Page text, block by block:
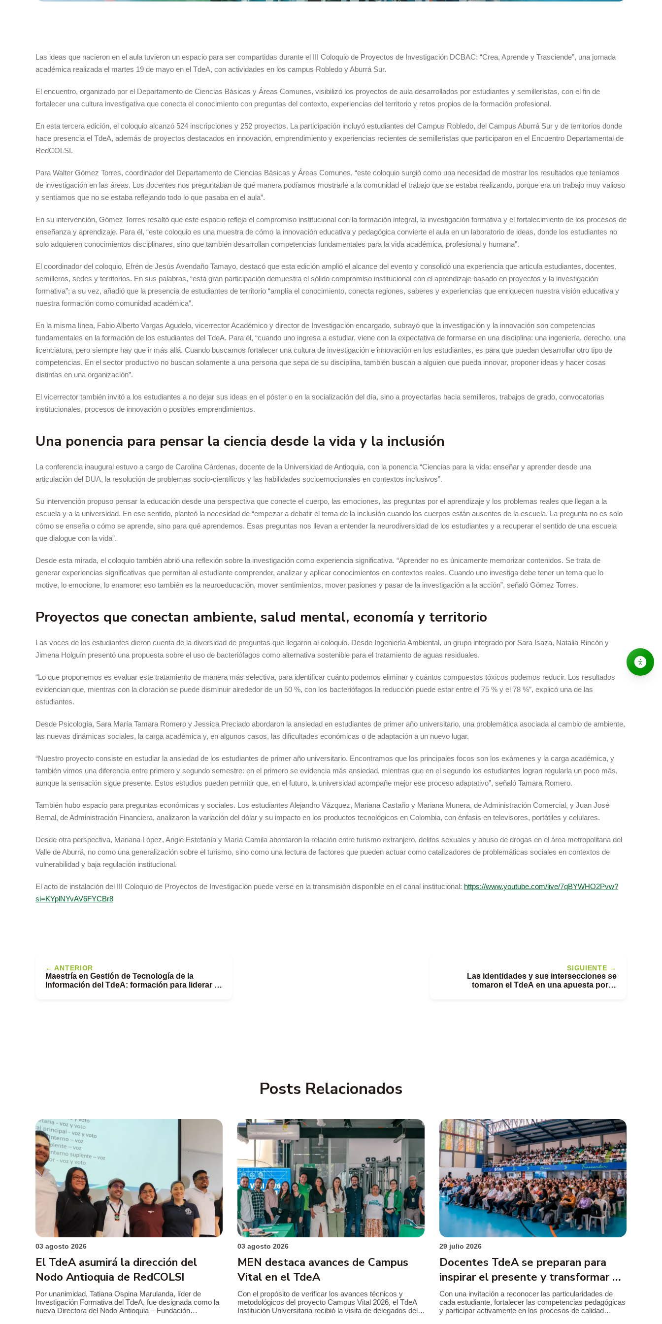
Las ideas que nacieron en el aula tuvieron un espacio para ser compartidas durante el III Coloquio de Proyectos de Investigación DCBAC: “Crea, Aprende y Trasciende”, una jornada
académica realizada el martes 19 de mayo en el TdeA, con actividades en los campus Robledo y Aburrá Sur.
El encuentro, organizado por el Departamento de Ciencias Básicas y Áreas Comunes, visibilizó los proyectos de aula desarrollados por estudiantes y semilleristas, con el fin de
fortalecer una cultura investigativa que conecta el conocimiento con preguntas del contexto, experiencias del territorio y retos propios de la formación profesional.
En esta tercera edición, el coloquio alcanzó 524 inscripciones y 252 proyectos. La participación incluyó estudiantes del Campus Robledo, del Campus Aburrá Sur y de territorios donde
hace presencia el TdeA, además de proyectos destacados en innovación, emprendimiento y experiencias recientes de semilleristas que participaron en el Encuentro Departamental de
RedCOLSI.
Para Walter Gómez Torres, coordinador del Departamento de Ciencias Básicas y Áreas Comunes, “este coloquio surgió como una necesidad de mostrar los resultados que teníamos
de investigación en las áreas. Los docentes nos preguntaban de qué manera podíamos mostrarle a la comunidad el trabajo que se estaba realizando, porque era un trabajo muy valioso
y sentíamos que no se estaba reflejando todo lo que pasaba en el aula”.
En su intervención, Gómez Torres resaltó que este espacio refleja el compromiso institucional con la formación integral, la investigación formativa y el fortalecimiento de los procesos de
enseñanza y aprendizaje. Para él, “este coloquio es una muestra de cómo la innovación educativa y pedagógica convierte el aula en un laboratorio de ideas, donde los estudiantes no
solo adquieren conocimientos disciplinares, sino que también desarrollan competencias fundamentales para la vida académica, profesional y humana”.
El coordinador del coloquio, Efrén de Jesús Avendaño Tamayo, destacó que esta edición amplió el alcance del evento y consolidó una experiencia que articula estudiantes, docentes,
semilleros, sedes y territorios. En sus palabras, “esta gran participación demuestra el sólido compromiso institucional con el aprendizaje basado en proyectos y la investigación
formativa”; a su vez, añadió que la presencia de estudiantes de territorio “amplía el conocimiento, conecta regiones, saberes y experiencias que enriquecen nuestra visión educativa y
nuestra formación como comunidad académica”.
En la misma línea, Fabio Alberto Vargas Agudelo, vicerrector Académico y director de Investigación encargado, subrayó que la investigación y la innovación son competencias
fundamentales en la formación de los estudiantes del TdeA. Para él, “cuando uno ingresa a estudiar, viene con la expectativa de formarse en una disciplina: una ingeniería, derecho, una
licenciatura, pero siempre hay que ir más allá. Cuando buscamos fortalecer una cultura de investigación e innovación en los estudiantes, es para que puedan desarrollar otro tipo de
competencias. En el sector productivo no buscan solamente a una persona que sepa de su disciplina, también buscan a alguien que pueda innovar, proponer ideas y hacer cosas
distintas en una organización”.
El vicerrector también invitó a los estudiantes a no dejar sus ideas en el póster o en la socialización del día, sino a proyectarlas hacia semilleros, trabajos de grado, convocatorias
institucionales, procesos de innovación o posibles emprendimientos.
Una ponencia para pensar la ciencia desde la vida y la inclusión
La conferencia inaugural estuvo a cargo de Carolina Cárdenas, docente de la Universidad de Antioquia, con la ponencia “Ciencias para la vida: enseñar y aprender desde una
articulación del DUA, la resolución de problemas socio-científicos y las habilidades socioemocionales en contextos inclusivos”.
Su intervención propuso pensar la educación desde una perspectiva que conecte el cuerpo, las emociones, las preguntas por el aprendizaje y los problemas reales que llegan a la
escuela y a la universidad. En ese sentido, planteó la necesidad de “empezar a debatir el tema de la inclusión cuando los cuerpos están ausentes de la escuela. La pregunta no es solo
cómo se enseña o cómo se aprende, sino para qué aprendemos. Esas preguntas nos llevan a entender la neurodiversidad de los estudiantes y a recuperar el sentido de una escuela
que dialogue con la vida”.
Desde esta mirada, el coloquio también abrió una reflexión sobre la investigación como experiencia significativa. “Aprender no es únicamente memorizar contenidos. Se trata de
generar experiencias significativas que permitan al estudiante comprender, analizar y aplicar conocimientos en contextos reales. Cuando uno investiga debe tener un tema que lo
motive, lo emocione, lo enamore; eso también es la neuroeducación, mover sentimientos, mover pasiones y pasar de la investigación a la acción”, señaló Gómez Torres.
Proyectos que conectan ambiente, salud mental, economía y territorio
Las voces de los estudiantes dieron cuenta de la diversidad de preguntas que llegaron al coloquio. Desde Ingeniería Ambiental, un grupo integrado por Sara Isaza, Natalia Rincón y
Jimena Holguín presentó una propuesta sobre el uso de bacteriófagos como alternativa sostenible para el tratamiento de aguas residuales.
“Lo que proponemos es evaluar este tratamiento de manera más selectiva, para identificar cuánto podemos eliminar y cuántos compuestos tóxicos podemos reducir. Los resultados
evidencian que, mientras con la cloración se puede disminuir alrededor de un 50 %, con los bacteriófagos la reducción puede estar entre el 75 % y el 78 %”, explicó una de las
estudiantes.
Desde Psicología, Sara María Tamara Romero y Jessica Preciado abordaron la ansiedad en estudiantes de primer año universitario, una problemática asociada al cambio de ambiente,
las nuevas dinámicas sociales, la carga académica y, en algunos casos, las dificultades económicas o de adaptación a un nuevo lugar.
“Nuestro proyecto consiste en estudiar la ansiedad de los estudiantes de primer año universitario. Encontramos que los principales focos son los exámenes y la carga académica, y
también vimos una diferencia entre primero y segundo semestre: en el primero se evidencia más ansiedad, mientras que en el segundo los estudiantes logran regularla un poco más,
aunque la sensación sigue presente. Estos estudios pueden permitir que, en el futuro, la universidad acompañe mejor ese proceso adaptativo”, señaló Tamara Romero.
También hubo espacio para preguntas económicas y sociales. Los estudiantes Alejandro Vázquez, Mariana Castaño y Mariana Munera, de Administración Comercial, y Juan José
Bernal, de Administración Financiera, analizaron la variación del dólar y su impacto en los productos tecnológicos en Colombia, con énfasis en televisores, portátiles y celulares.
Desde otra perspectiva, Mariana López, Angie Estefanía y María Camila abordaron la relación entre turismo extranjero, delitos sexuales y abuso de drogas en el área metropolitana del
Valle de Aburrá, no como una generalización sobre el turismo, sino como una lectura de factores que pueden actuar como catalizadores de problemáticas sociales en contextos de
vulnerabilidad y baja regulación institucional.
El acto de instalación del III Coloquio de Proyectos de Investigación puede verse en la transmisión disponible en el canal institucional: https://www.youtube.com/live/7qBYWHO2Pvw?
si=KYplNYvAV6FYCBr8
← ANTERIOR
Maestría en Gestión de Tecnología de la
Información del TdeA: formación para liderar la
SIGUIENTE →
Las identidades y sus intersecciones se
tomaron el TdeA en una apuesta por la
Posts Relacionados
03 agosto 2026
El TdeA asumirá la dirección del
Nodo Antioquia de RedCOLSI
Por unanimidad, Tatiana Ospina Marulanda, líder de
Investigación Formativa del TdeA, fue designada como la
nueva Directora del Nodo Antioquia – Fundación
03 agosto 2026
MEN destaca avances de Campus
Vital en el TdeA
Con el propósito de verificar los avances técnicos y
metodológicos del proyecto Campus Vital 2026, el TdeA
Institución Universitaria recibió la visita de delegados del
29 julio 2026
Docentes TdeA se preparan para
inspirar el presente y transformar el
futuro
Con una invitación a reconocer las particularidades de
cada estudiante, fortalecer las competencias pedagógicas
y participar activamente en los procesos de calidad